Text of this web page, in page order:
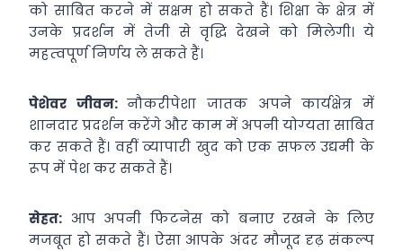
को साबित करने में सक्षम हो सकते हैं। शिक्षा के क्षेत्र में
उनके प्रदर्शन में तेजी से वृद्धि देखने को मिलेगी। ये
महत्‍वपूर्ण निर्णय ले सकते हैं।
पेशेवर जीवन:नौकरीपेशा जातक अपने कार्यक्षेत्र में
शानदार प्रदर्शन करेंगे और काम में अपनी योग्‍यता साबित
कर सकते हैं। वहीं व्‍यापारी खुद को एक सफल उद्यमी के
रूप में पेश कर सकते हैं।
सेहत: आप अपनी फिटनेस को बनाए रखने के लिए
मजबूत हो सकते हैं। ऐसा आपके अंदर मौजूद दृढ़ संकल्‍प